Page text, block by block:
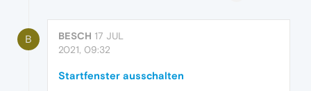
B BESCH 17 JUL
2021, 09:32
Startfenster ausschalten